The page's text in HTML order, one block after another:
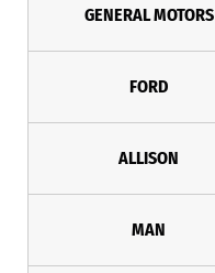
GENERAL MOTORS
FORD
ALLISON
MAN